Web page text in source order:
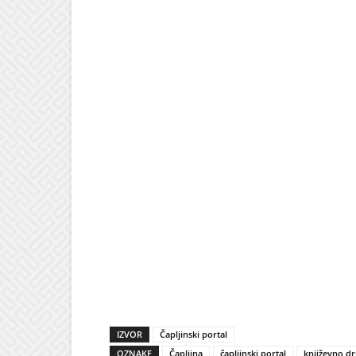
IZVOR
Čapljinski portal
OZNAKE
Čapljina čapljinski portal književno